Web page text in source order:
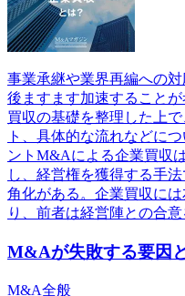
事業承継や業界再編への
後ますます加速すること
買収の基礎を整理した上
ト、具体的な流れなどに
ントM&Aによる企業買収
し、経営権を獲得する手
角化がある。企業買収に
り、前者は経営陣との合意
M&Aが失敗する要因
M&A全般